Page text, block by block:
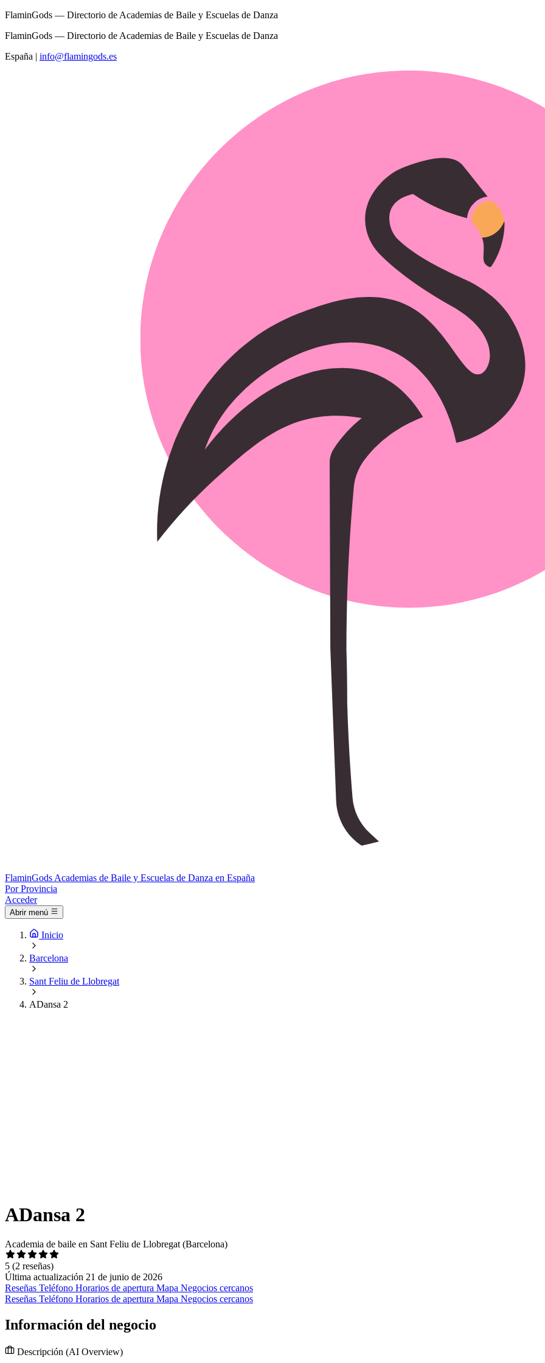
FlaminGods — Directorio de Academias de Baile y Escuelas de Danza
FlaminGods — Directorio de Academias de Baile y Escuelas de Danza
España | info@flamingods.es
FlaminGods Academias de Baile y Escuelas de Danza en España
Por Provincia
Acceder
Abrir menú
Inicio
Barcelona
Sant Feliu de Llobregat
ADansa 2
ADansa 2
Academia de baile en Sant Feliu de Llobregat (Barcelona)
5 (2 reseñas)
Última actualización 21 de junio de 2026
Reseñas Teléfono Horarios de apertura Mapa Negocios cercanos
Reseñas Teléfono Horarios de apertura Mapa Negocios cercanos
Información del negocio
Descripción (AI Overview)